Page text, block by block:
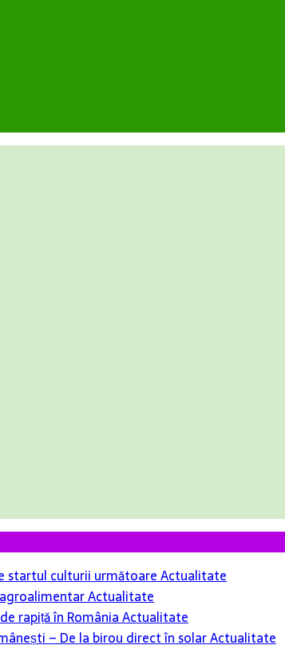
startul culturii următoareActualitate
Actualitate
rapiță în RomâniaActualitate
– De la birou direct în solarActualitate